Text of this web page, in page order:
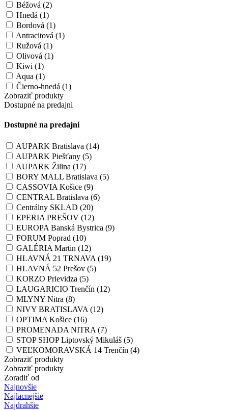
Béžová (2)
Hnedá (1)
Bordová (1)
Antracitová (1)
Ružová (1)
Olivová (1)
Kiwi (1)
Aqua (1)
Čierno-hnedá (1)
Zobraziť produkty
Dostupné na predajni
Dostupné na predajni
AUPARK Bratislava (14)
AUPARK Piešťany (5)
AUPARK Žilina (17)
BORY MALL Bratislava (5)
CASSOVIA Košice (9)
CENTRAL Bratislava (6)
Centrálny SKLAD (20)
EPERIA PREŠOV (12)
EUROPA Banská Bystrica (9)
FORUM Poprad (10)
GALÉRIA Martin (12)
HLAVNÁ 21 TRNAVA (19)
HLAVNÁ 52 Prešov (5)
KORZO Prievidza (5)
LAUGARICIO Trenčín (12)
MLYNY Nitra (8)
NIVY BRATISLAVA (12)
OPTIMA Košice (16)
PROMENADA NITRA (7)
STOP SHOP Liptovský Mikuláš (5)
VEĽKOMORAVSKÁ 14 Trenčín (4)
Zobraziť produkty
Zobraziť produkty
Zoradiť od
Najnovšie
Najlacnejšie
Najdrahšie